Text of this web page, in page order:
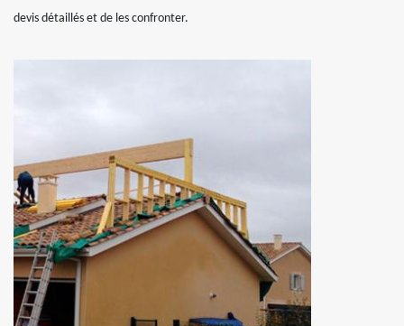
devis détaillés et de les confronter.